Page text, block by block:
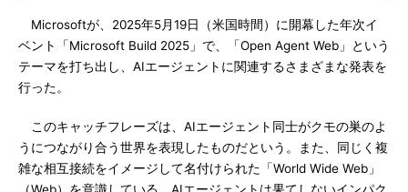
Microsoftが、2025年5月19日（米国時間）に開幕した年次イ
ベント「Microsoft Build 2025」で、「Open Agent Web」という
テーマを打ち出し、AIエージェントに関連するさまざまな発表を
行った。
このキャッチフレーズは、AIエージェント同士がクモの巣のよ
うにつながり合う世界を表現したものだという。また、同じく複
雑な相互接続をイメージして名付けられた「World Wide Web」